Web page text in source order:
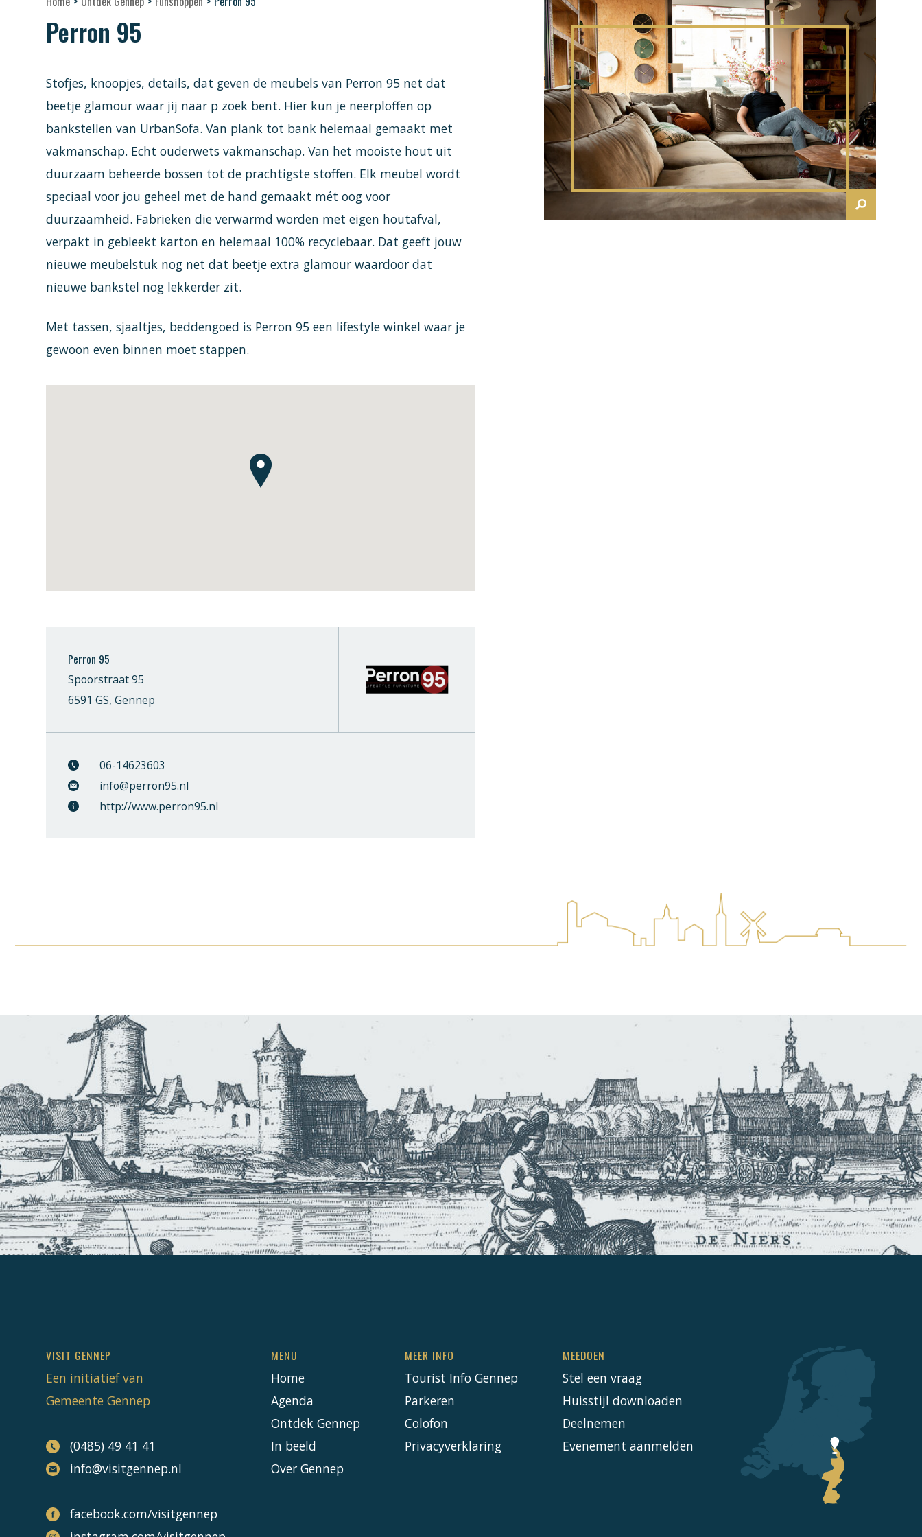
Perron 95
Stofjes, knoopjes, details, dat geven de meubels van Perron 95 net dat
beetje glamour waar jij naar p zoek bent. Hier kun je neerploffen op
bankstellen van UrbanSofa. Van plank tot bank helemaal gemaakt met
vakmanschap. Echt ouderwets vakmanschap. Van het mooiste hout uit
duurzaam beheerde bossen tot de prachtigste stoffen. Elk meubel wordt
speciaal voor jou geheel met de hand gemaakt mét oog voor
duurzaamheid. Fabrieken die verwarmd worden met eigen houtafval,
verpakt in gebleekt karton en helemaal 100% recyclebaar. Dat geeft jouw
nieuwe meubelstuk nog net dat beetje extra glamour waardoor dat
nieuwe bankstel nog lekkerder zit.
Met tassen, sjaaltjes, beddengoed is Perron 95 een lifestyle winkel waar je
gewoon even binnen moet stappen.
Perron 95
Spoorstraat 95
6591 GS, Gennep
06-14623603
info@perron95.nl
http://www.perron95.nl
VISIT GENNEP
Een initiatief van
Gemeente Gennep
(0485) 49 41 41
info@visitgennep.nl
facebook.com/visitgennep
MENU
Home
Agenda
Ontdek Gennep
In beeld
Over Gennep
MEER INFO
Tourist Info Gennep
Parkeren
Colofon
Privacyverklaring
MEEDOEN
Stel een vraag
Huisstijl downloaden
Deelnemen
Evenement aanmelden